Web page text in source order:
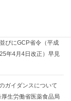
びにGCP省令（平成
年4月4日改正）早見
ガイダンスについて
生労働省医薬食品局